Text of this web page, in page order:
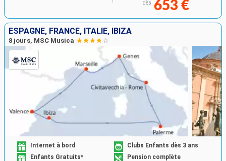
dès 653 €
ESPAGNE, FRANCE, ITALIE, IBIZA
8 jours, MSC Musica
Internet à bord
Clubs Enfants dès 3 ans
Enfants Gratuits*
Pension complète